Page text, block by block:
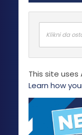
Klikni da
This site
Learn how